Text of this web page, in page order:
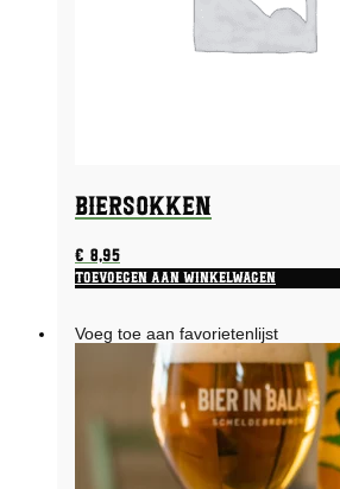
Biersokken
€8,95
Toevoegen aan winkelwagen
Voeg toe aan favorietenlijst